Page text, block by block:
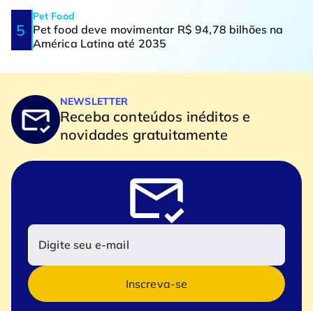
Pet Food
Pet food deve movimentar R$ 94,78 bilhões na
América Latina até 2035
NEWSLETTER
Receba conteúdos inéditos e
novidades gratuitamente
Inscreva-se